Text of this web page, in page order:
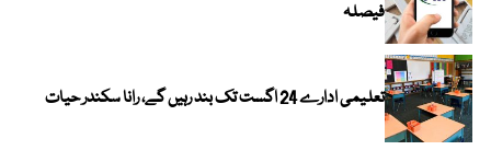
فیصلہ
تعلیمی ادارے 24 اگست تک بند رہیں گے، رانا سکندر حیات